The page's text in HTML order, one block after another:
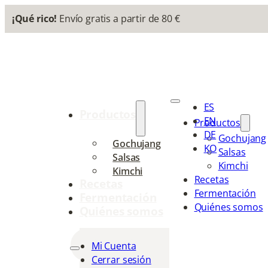
¡Qué rico! Envío gratis a partir de 80 €
Gochujang
Salsas
Kimchi
ES
EN
DE
KO
Productos
Gochujang
Salsas
Kimchi
Recetas
Fermentación
Quiénes somos
Mi Cuenta
Cerrar sesión